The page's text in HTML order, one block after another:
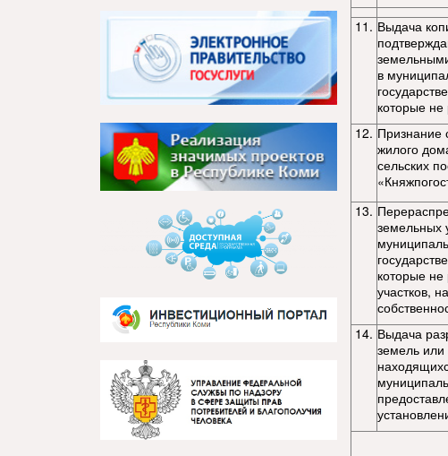
11. Выдача
в
которые не
12. Признание
жилого
сельских
13.
земельных
которые
участков,
14. Выдача
земель или